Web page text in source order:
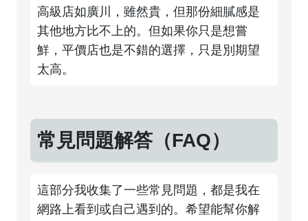
高級店如廣川，雖然貴，但那份細膩感是
其他地方比不上的。但如果你只是想嘗
鮮，平價店也是不錯的選擇，只是別期望
太高。
常見問題解答（FAQ）
這部分我收集了一些常見問題，都是我在
網路上看到或自己遇到的。希望能幫你解